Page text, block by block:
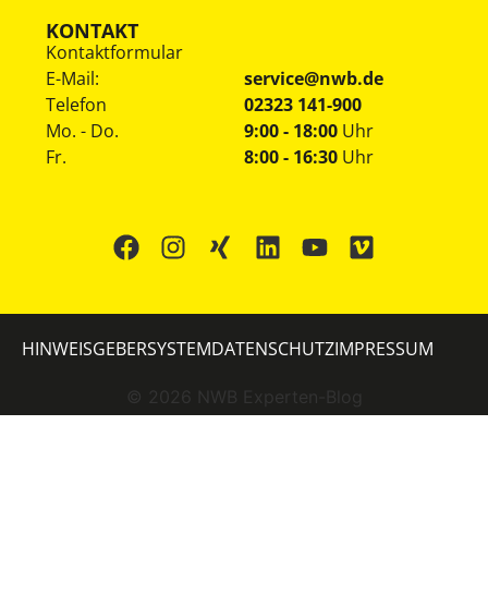
KONTAKT
Kontaktformular
E-Mail:
service@nwb.de
Telefon
02323 141-900
Mo. - Do.
Fr.
9:00 - 18:00 Uhr
8:00 - 16:30 Uhr
© 2026 NWB Experten-Blog
HINWEISGEBERSYSTEMDATENSCHUTZIMPRESSUM